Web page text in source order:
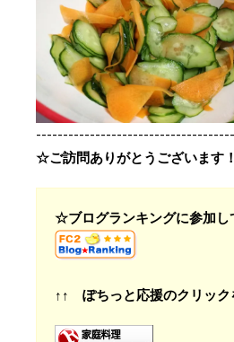
☆ご訪問ありがとうございます
☆ブログランキングに参加
↑↑ ぽちっと応援のクリック